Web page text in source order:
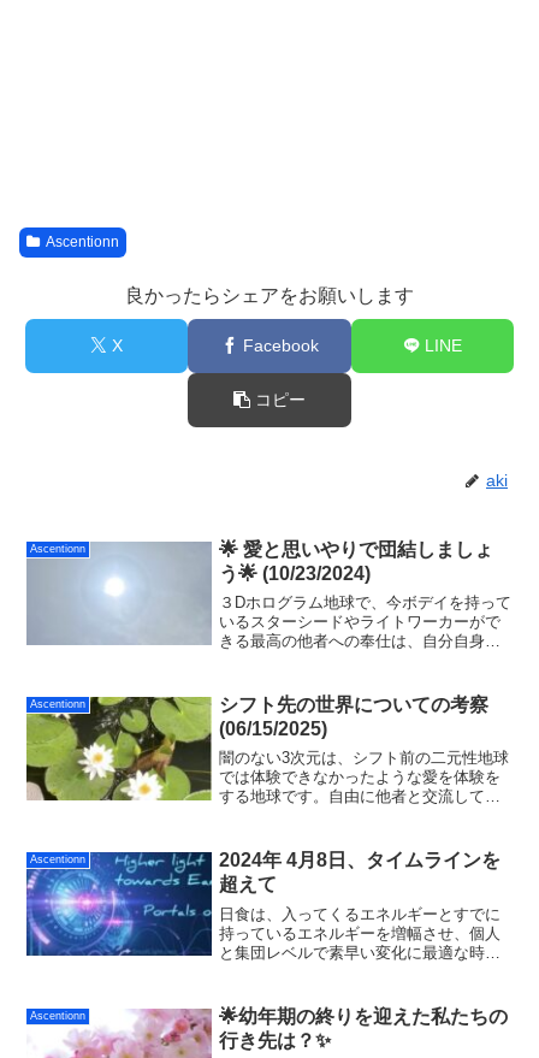
Ascentionn
良かったらシェアをお願いします
X Facebook LINE
コピー
aki
Ascentionn
🌟 愛と思いやりで団結しましょ
う🌟 (10/23/2024)
３Dホログラム地球で、今ボデイを持って
いるスターシードやライトワーカーがで
きる最高の他者への奉仕は、自分自身が
性化させて、互いに団結すること」で
す。
Ascentionn
シフト先の世界についての考察
(06/15/2025)
闇のない3次元は、シフト前の二元性地球
では体験できなかったような愛を体験を
する地球です。自由に他者と交流して人
ド等によるケア）など、そのための環境
がすべてフリーで手に入ります。
Ascentionn
2024年 4月8日、タイムラインを
超えて
日食は、入ってくるエネルギーとすでに
持っているエネルギーを増幅させ、個人
と集団レベルで素早い変化に最適な時期
同調させるタイムラインジャンプが起こ
り人類の覚醒が進みます。
Ascentionn
🌟幼年期の終りを迎えた私たちの
行き先は？✨